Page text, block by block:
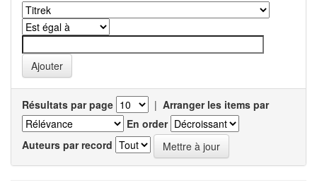
Résultats par page | Arranger les items par
En order
Auteurs par record